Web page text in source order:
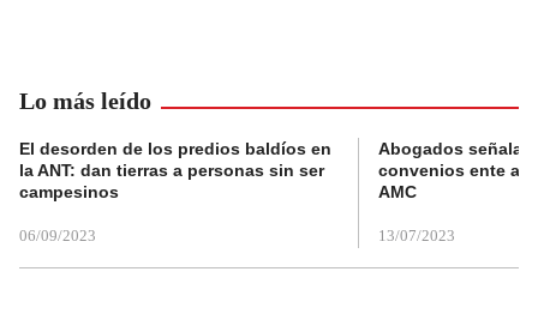
Lo más leído
El desorden de los predios baldíos en
la ANT: dan tierras a personas sin ser
campesinos
06/09/2023
Abogados
convenios ente
AMC
13/07/2023